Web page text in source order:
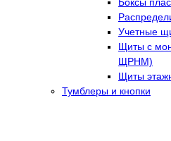
Учетные
Щиты с
ЩРНМ)
Щиты
Тумблеры и кнопки